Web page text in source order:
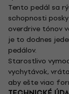
Tento pedál sa
schopnosti
overdrive tónov
je to dodnes
pedálov.
Starostlivo
vychytávok,
aby ešte viac